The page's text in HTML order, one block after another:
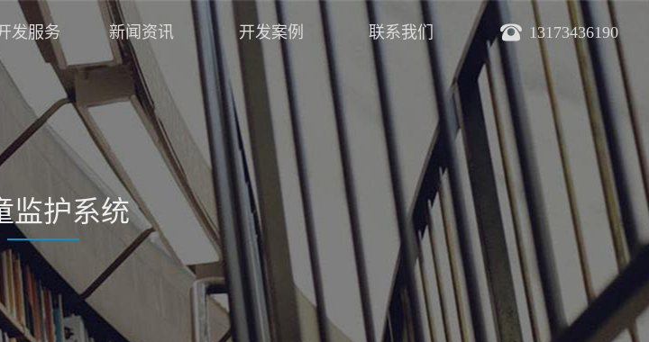
13173436190
发服务 新闻资讯 开发案例 联系我们
监护系统